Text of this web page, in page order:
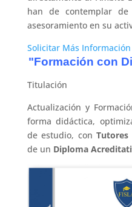
han de contemplar
asesoramiento en su
Solicitar Más Información
"Formación con
Titulación
Actualización y
forma didáctica,
de estudio, conTutores
de un Diploma